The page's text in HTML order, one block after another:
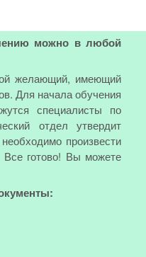
можно в любой
желающий, имеющий
Для начала обучения
специалисты по
отдел утвердит
произвести
Все готово! Вы можете